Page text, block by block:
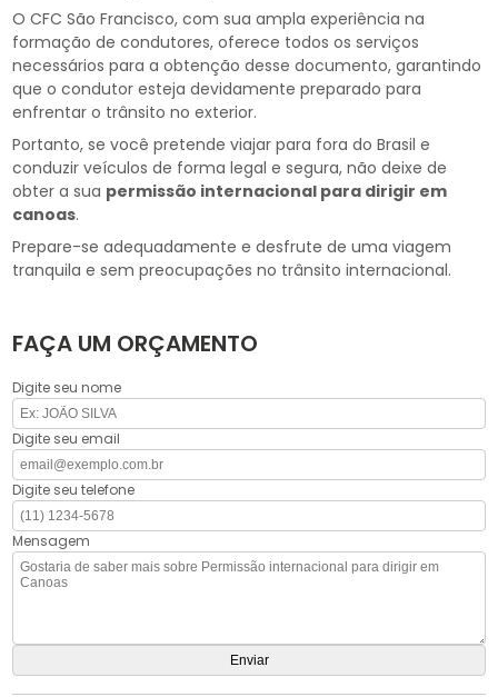
O CFC São Francisco, com sua ampla experiência na
formação de condutores, oferece todos os serviços
necessários para a obtenção desse documento, garantindo
que o condutor esteja devidamente preparado para
enfrentar o trânsito no exterior.
Portanto, se você pretende viajar para fora do Brasil e
conduzir veículos de forma legal e segura, não deixe de
obter a sua permissão internacional para dirigir em
canoas.
Prepare-se adequadamente e desfrute de uma viagem
tranquila e sem preocupações no trânsito internacional.
FAÇA UM ORÇAMENTO
Digite seu nome
Digite seu email
Digite seu telefone
Mensagem